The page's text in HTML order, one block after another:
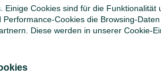
Einige Cookies sind für die
Cookies die Browsing-
Diese werden in unserer Cookie-